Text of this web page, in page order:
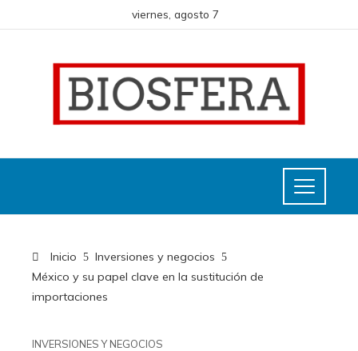
viernes, agosto 7
Inicio
Inversiones y negocios
México y su papel clave en la sustitución de
importaciones
INVERSIONES Y NEGOCIOS